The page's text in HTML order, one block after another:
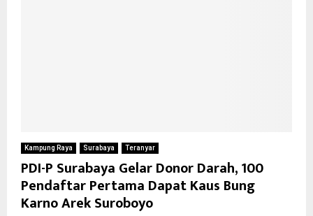
Kampung Raya Surabaya Teranyar
PDI-P Surabaya Gelar Donor Darah, 100
Pendaftar Pertama Dapat Kaus Bung
Karno Arek Suroboyo